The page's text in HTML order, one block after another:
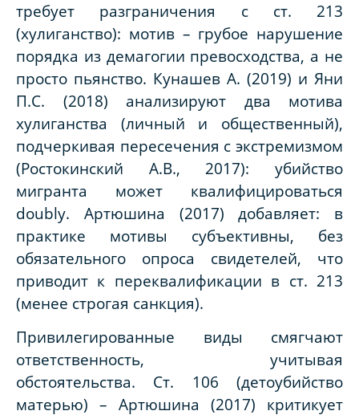
требует разграничения с ст. 213
(хулиганство): мотив – грубое нарушение
порядка из демагогии превосходства, а не
просто пьянство. Кунашев А. (2019) и Яни
П.С. (2018) анализируют два мотива
хулиганства (личный и общественный),
подчеркивая пересечения с экстремизмом
(Ростокинский А.В., 2017): убийство
мигранта может квалифицироваться
doubly. Артюшина (2017) добавляет: в
практике мотивы субъективны, без
обязательного опроса свидетелей, что
приводит к переквалификации в ст. 213
(менее строгая санкция).
Привилегированные виды смягчают
ответственность, учитывая
обстоятельства. Ст. 106 (детоубийство
матерью) – Артюшина (2017) критикует